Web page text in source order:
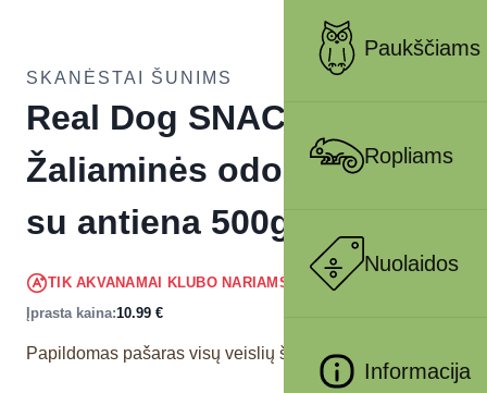
Paukščiams
Ropliams
Nuolaidos
Informacija
SKANĖSTAI ŠUNIMS
Real Dog SNACKS
Žaliaminės odos ritinys
su antiena 500g
TIK AKVANAMAI KLUBO NARIAMS 10.44
Įprasta kaina:10.99 €
Papildomas pašaras visų veislių šunims.